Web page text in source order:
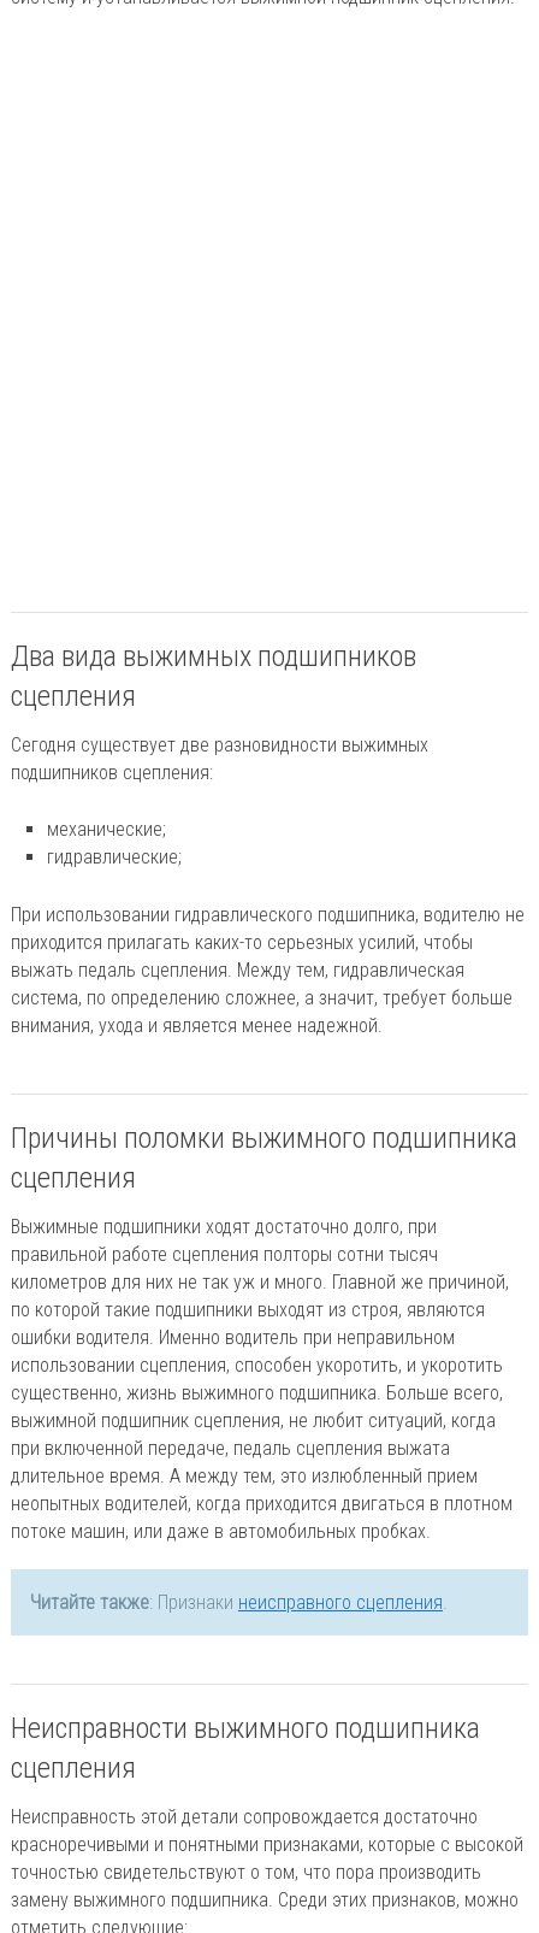
Два вида выжимных подшипников
сцепления
Сегодня существует две разновидности выжимных
подшипников сцепления:
механические;
гидравлические;
При использовании гидравлического подшипника, водителю не
приходится прилагать каких-то серьезных усилий, чтобы
выжать педаль сцепления. Между тем, гидравлическая
система, по определению сложнее, а значит, требует больше
внимания, ухода и является менее надежной.
Причины поломки выжимного подшипника
сцепления
Выжимные подшипники ходят достаточно долго, при
правильной работе сцепления полторы сотни тысяч
километров для них не так уж и много. Главной же причиной,
по которой такие подшипники выходят из строя, являются
ошибки водителя. Именно водитель при неправильном
использовании сцепления, способен укоротить, и укоротить
существенно, жизнь выжимного подшипника. Больше всего,
выжимной подшипник сцепления, не любит ситуаций, когда
при включенной передаче, педаль сцепления выжата
длительное время. А между тем, это излюбленный прием
неопытных водителей, когда приходится двигаться в плотном
потоке машин, или даже в автомобильных пробках.
Читайте также: Признаки неисправного сцепления.
Неисправности выжимного подшипника
сцепления
Неисправность этой детали сопровождается достаточно
красноречивыми и понятными признаками, которые с высокой
точностью свидетельствуют о том, что пора производить
замену выжимного подшипника. Среди этих признаков, можно
отметить следующие: